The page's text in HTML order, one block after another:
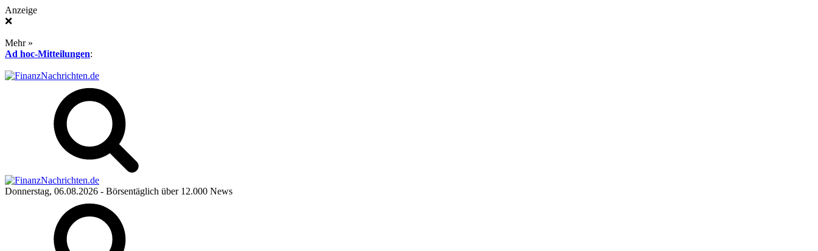
Anzeige
❌
Mehr »
Ad hoc-Mitteilungen:
Donnerstag, 06.08.2026 - Börsentäglich über 12.000 News